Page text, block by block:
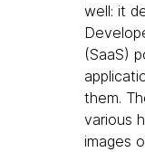
well: it
(SaaS)
them.
various
images